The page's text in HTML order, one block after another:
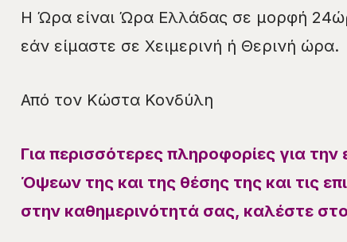
Η Ώρα είναι Ώρα Ελλάδας σε μορφή
εάν είμαστε σε Χειμερινή ή Θερινή ώρα.
Από τον Κώστα Κονδύλη
Για περισσότερες πληροφορίες για
Όψεων της και της θέσης της και τις
στην καθημερινότητά σας, καλέστε